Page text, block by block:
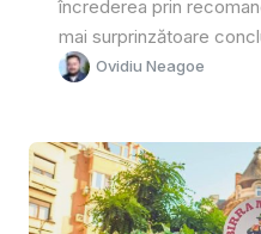
încrederea prin
mai surprinzătoare
Ovidiu Neagoe